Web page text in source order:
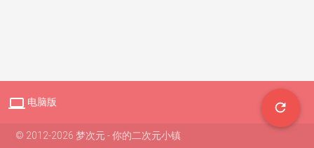

 电脑版
© 2012-2026 梦次元 - 你的二次元小镇